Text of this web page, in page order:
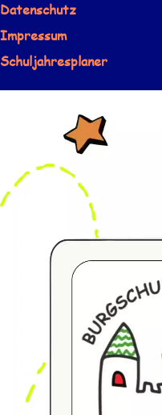
Datenschutz
Impressum
Schuljahresplaner